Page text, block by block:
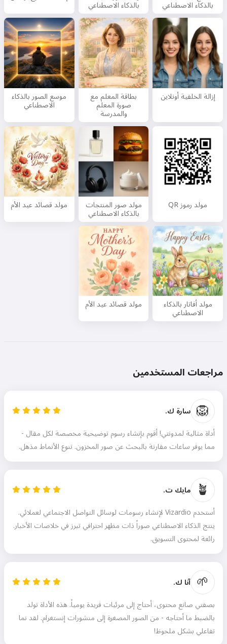
بالذكاء الاصطناعي بالذكاء الاصطناعي
إزالة الخلفية أونلاين بطاقة المعلم مع
صورة المعلم
والمدرسة
موسع الصور بالذكاء
الاصطناعي
مولد رموز QR مولد صور المنتجات
بالذكاء الاصطناعي
مولد قصائد عيد الأم
مولد أفاتار بالذكاء
الاصطناعي
مولد قصائد عيد الأم
مراجعات المستخدمين
🦁 سارة ك.
أداة مثالية لمدونتي! أقوم بإنشاء رسوم توضيحية مخصصة لكل مقال -
مما يوفر ساعات مقارنة بالبحث عن صور المخزون. تنوع الأنماط مذهل.
🪴 مايك ت.
أستخدم Vizardio لإنشاء رسومات لوسائل التواصل الاجتماعي لعملائي.
ينتج الذكاء الاصطناعي صوراً ذات مظهر احترافي تبرز في خلاصات الأخبار.
رائعة لمحتوى التسويق.
🌱 آنا ك.
بصفتي صانع محتوى، أحتاج إلى مرئيات فريدة يومياً. هذه الأداة تولد
بالضبط ما أحتاجه - من الصور المصغرة إلى منشورات إنستغرام. لقد نما
تفاعلي بشكل ملحوظ!
مرحبًا 👋
يمكنني إنشاء أغاني، كتابة قصائد
وتهنئات 🥰
جربه مجانًا
أقبل: شروط الخدمة,
سياسة الخصوصية,
سياسة الاسترداد